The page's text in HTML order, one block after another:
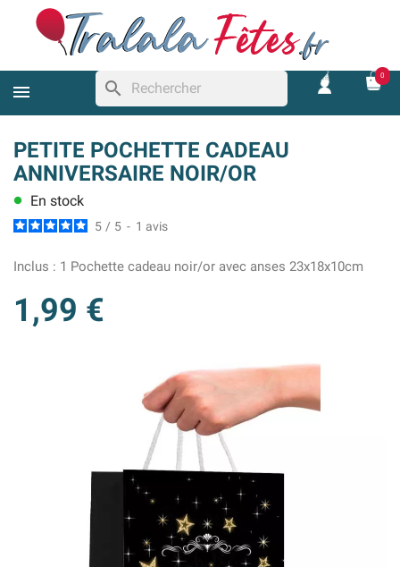
search
0
PETITE POCHETTE CADEAU
ANNIVERSAIRE NOIR/OR
lens En stock
5 / 5 - 1 avis
Inclus : 1 Pochette cadeau noir/or avec anses 23x18x10cm
1,99 €